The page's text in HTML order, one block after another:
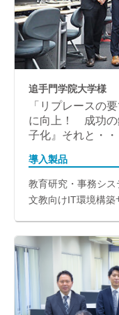
追手門学院大学様
「リプレースの
に向上！ 成功の
子化』それと・・
導入製品
教育研究・事務シ
文教向けIT環境構築